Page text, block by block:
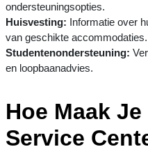
ondersteuningsopties.
Huisvesting: Informatie over
van geschikte accommodaties.
Studentenondersteuning:
en loopbaanadvies.
Hoe Maak
Service